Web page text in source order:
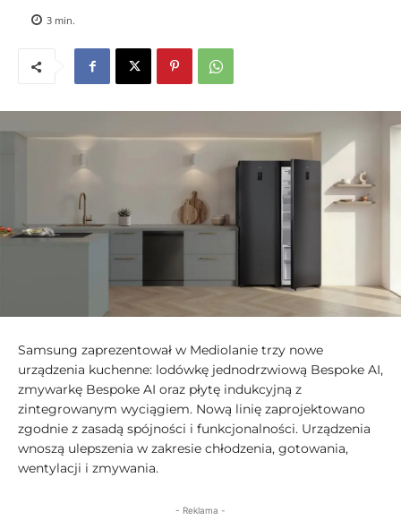
3 min.
Samsung zaprezentował w Mediolanie trzy nowe
urządzenia kuchenne: lodówkę jednodrzwiową Bespoke AI,
zmywarkę Bespoke AI oraz płytę indukcyjną z
zintegrowanym wyciągiem. Nową linię zaprojektowano
zgodnie z zasadą spójności i funkcjonalności. Urządzenia
wnoszą ulepszenia w zakresie chłodzenia, gotowania,
wentylacji i zmywania.
- Reklama -